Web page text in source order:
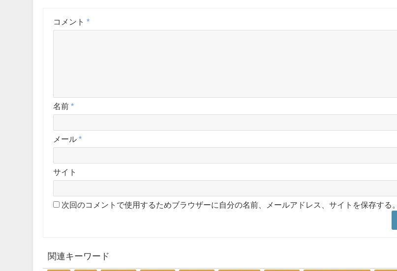
コメント*
名前*
メール*
サイト
次回のコメントで使用するためブラウザーに自分の名前、メールアドレス、サイトを保存する。
関連キーワード